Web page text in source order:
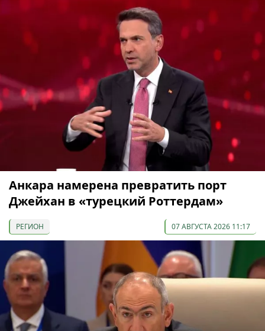
Анкара намерена превратить порт
Джейхан в «турецкий Роттердам»
РЕГИОН 07 АВГУСТА 2026 11:17